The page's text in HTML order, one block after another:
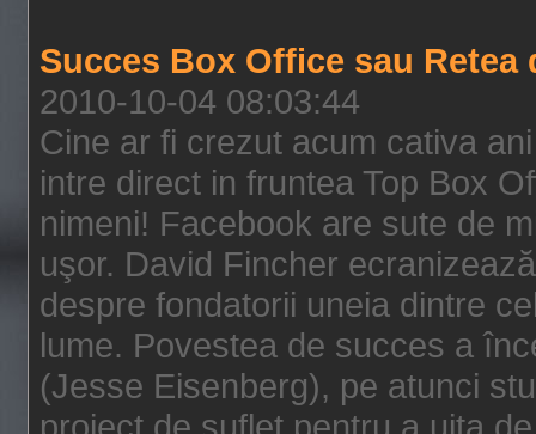
Succes Box Office sau Retea
2010-10-04 08:03:44
Cine ar fi crezut acum cativa
intre direct in fruntea Top Box
nimeni! Facebook are sute de
uşor. David Fincher
despre fondatorii uneia dintre
lume. Povestea de succes a
(Jesse Eisenberg), pe atunci